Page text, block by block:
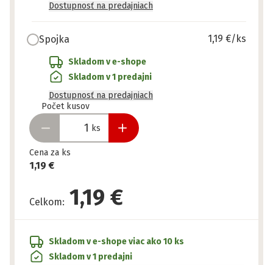
Dostupnosť na predajniach
Spojka 1,19 €/ks
Skladom v e-shope
Skladom v 1 predajni
Dostupnosť na predajniach
Počet kusov
ks
Pripravené
Cena za ks
1,19 €
Celkom: 1,19 €
Skladom v e-shopeviac ako 10 ks
Skladom v 1 predajni